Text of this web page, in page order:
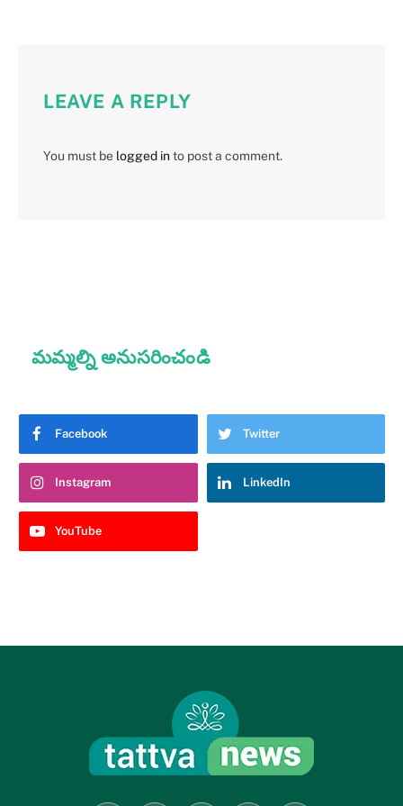
LEAVE A REPLY
You must be logged into post a comment.
మమ్మల్ని అనుసరించండి
Facebook Twitter
Instagram LinkedIn
YouTube